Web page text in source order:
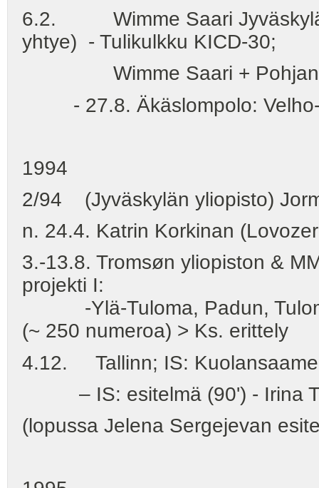
6.2. Wimme Saari
yhtye) - Tulikulkku KICD-30;
Wimme Saari +
- 27.8. Äkäslompolo: Velho-
1994
2/94 (Jyväskylän yliopisto)
n. 24.4. Katrin Korkinan
3.-13.8. Tromsøn yliopiston &
projekti I:
-Ylä-Tuloma, Padun,
(~ 250 numeroa) > Ks. erittely
4.12. Tallinn; IS:
– IS: esitelmä (90') - Irina
(lopussa Jelena Sergejevan